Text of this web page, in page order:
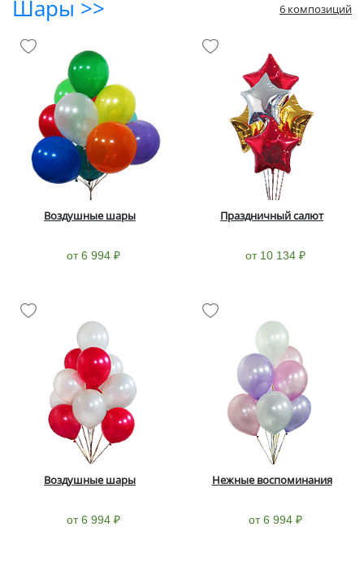
Шары >> 6 композиций
Воздушные шары
от 6 994 ₽
Праздничный салют
от 10 134 ₽
Воздушные шары
от 6 994 ₽
Нежные воспоминания
от 6 994 ₽